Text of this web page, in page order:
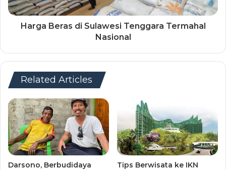
Harga Beras di Sulawesi Tenggara Termahal
Nasional
Related Articles
Darsono, Berbudidaya Tips Berwisata ke IKN